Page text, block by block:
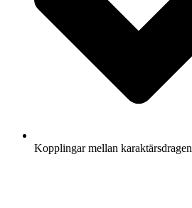
Kopplingar mellan karaktärsdragen